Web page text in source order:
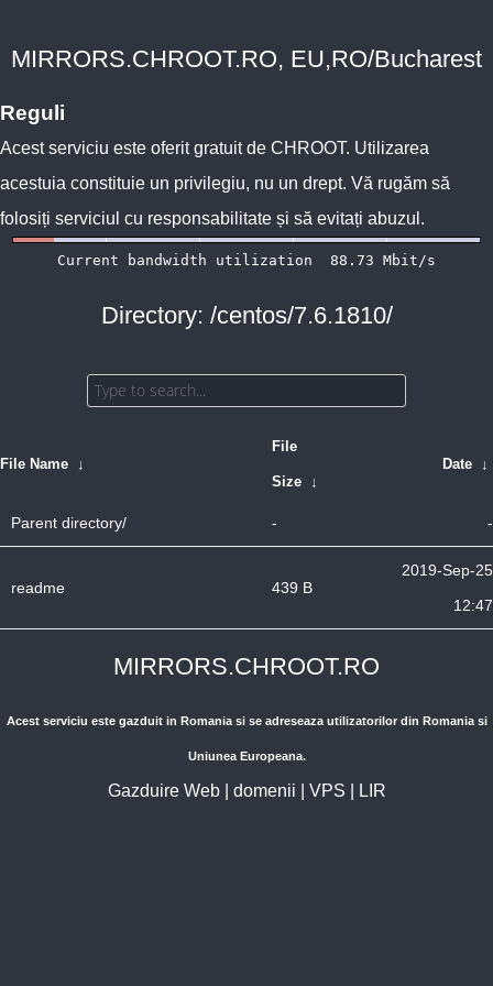
MIRRORS.CHROOT.RO, EU,RO/Bucharest
Reguli
Acest serviciu este oferit gratuit de CHROOT. Utilizarea
acestuia constituie un privilegiu, nu un drept. Vă rugăm să
folosiți serviciul cu responsabilitate și să evitați abuzul.
Directory: /centos/7.6.1810/
File Name ↓
File
Size ↓
Date ↓
Parent directory/ - -
readme 439 B
2019-Sep-25
12:47
MIRRORS.CHROOT.RO
Acest serviciu este gazduit in Romania si se adreseaza utilizatorilor din Romania si
Uniunea Europeana.
Gazduire Web| domenii VPS LIR